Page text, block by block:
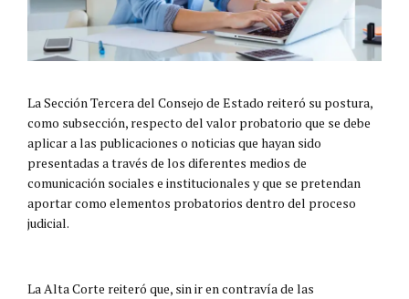
La Sección Tercera del Consejo de Estado reiteró su postura,
como subsección, respecto del valor probatorio que se debe
aplicar a las publicaciones o noticias que hayan sido
presentadas a través de los diferentes medios de
comunicación sociales e institucionales y que se pretendan
aportar como elementos probatorios dentro del proceso
judicial.
La Alta Corte reiteró que, sin ir en contravía de las